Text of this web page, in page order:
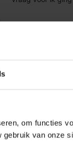
om functies
van onze